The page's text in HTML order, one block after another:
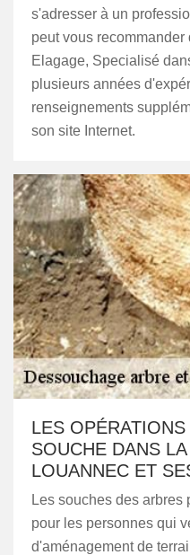
s'adresser à un
peut vous
Elagage, Specialisé
plusieurs années
renseignements
son site Internet.
LES
SOUCHE DANS
LOUANNEC ET
Les souches des
pour les personnes qui
d'aménagement de